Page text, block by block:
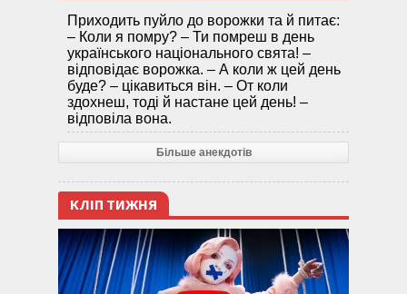
Приходить пуйло до ворожки та й питає:
– Коли я помру? – Ти помреш в день
українського національного свята! –
відповідає ворожка. – А коли ж цей день
буде? – цікавиться він. – От коли
здохнеш, тоді й настане цей день! –
відповіла вона.
Більше анекдотів
КЛІП ТИЖНЯ